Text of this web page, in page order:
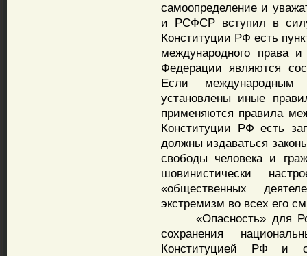
самоопределение и
и РСФСР вступил в
Конституции РФ есть
международного права
Федерации являются
Если международным
установлены иные
применяются правила
Конституции РФ есть
должны издаваться
свободы человека и
шовинистически
«общественных
экстремизм во всех его
«Опасность» для
сохранения
Конституцией РФ и